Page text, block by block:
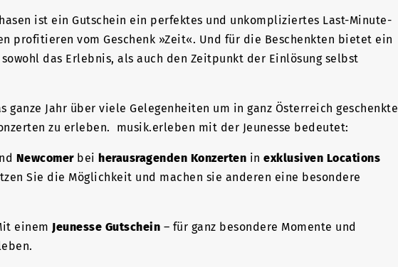
ist ein Gutschein ein perfektes und unkompliziertes Last-Minute-
profitieren vom Geschenk »Zeit«. Und für die Beschenkten bietet ein
das Erlebnis, als auch den Zeitpunkt der Einlösung selbst
ganze Jahr über viele Gelegenheiten um in ganz Österreich geschenkte
zu erleben. musik.erleben mit der Jeunesse bedeutet:
Newcomerbei herausragenden Konzerten in exklusiven Locations
Sie die Möglichkeit und machen sie anderen eine besondere
einem Jeunesse Gutschein – für ganz besondere Momente und